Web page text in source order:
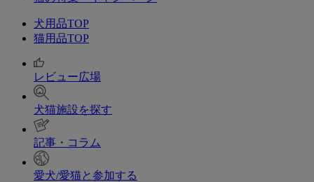
犬用品TOP
猫用品TOP
レビュー広場
犬猫施設を探す
記事・コラム
愛犬/愛猫と参加する